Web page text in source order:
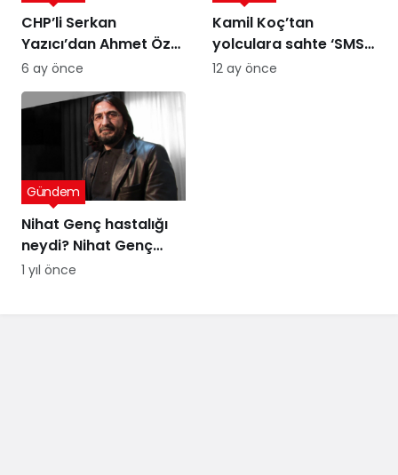
CHP’li Serkan
Yazıcı’dan Ahmet Özer
kararına tepki: Bu bir
yargı değil, sandığı
tanımayan düzenin
6 ay önce
Kamil Koç’tan
yolculara sahte ‘SMS’
uyarısı
12 ay önce
Nihat Genç hastalığı
neydi? Nihat Genç
cenaze töreni ne
Gündem
1 yıl önce